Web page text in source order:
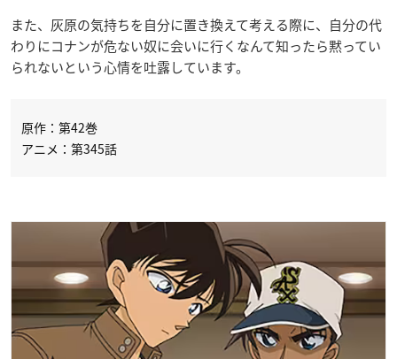
また、灰原の気持ちを自分に置き換えて考える際に、自分の代
わりにコナンが危ない奴に会いに行くなんて知ったら黙ってい
られないという心情を吐露しています。
原作：第42巻
アニメ：第345話